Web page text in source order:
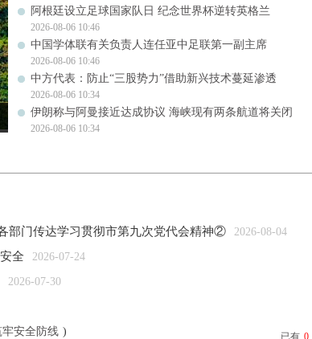
阿根廷设立足球国家队日 纪念世界杯逆转英格兰
2026-08-06 10:46
中国学体联有关负责人连任亚中足联第一副主席
2026-08-06 10:46
中方代表：防止“三股势力”借助新兴技术蔓延渗透
2026-08-06 10:34
伊朗称与阿曼接近达成协议 海峡现有两条航道将关闭
2026-08-06 10:34
部门传达学习贯彻市第九次党代会精神② 2026-08-04
全 2026-07-24
2026-07-30
安全防线 ) 已有 0